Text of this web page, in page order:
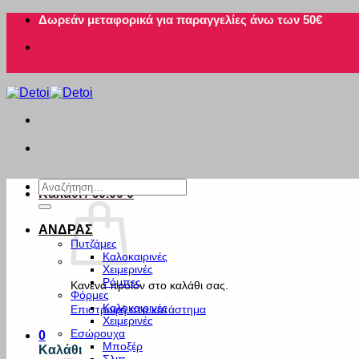
Μετάβαση
περιεχόμενο
Δωρεάν μεταφορικά για παραγγελίες άνω των 50€
Καλάθι /€0.00 0
Κανένα προϊόν στο καλάθι σας.
Επιστροφή στο κατάστημα
0
Καλάθι
Αναζήτηση
για:
ΑΝΔΡΑΣ
Πυτζάμες
Καλοκαιρινές
Χειμερινές
Ρόμπες
Φόρμες
Καλοκαιρινές
Χειμερινές
Εσώρουχα
Μποξέρ